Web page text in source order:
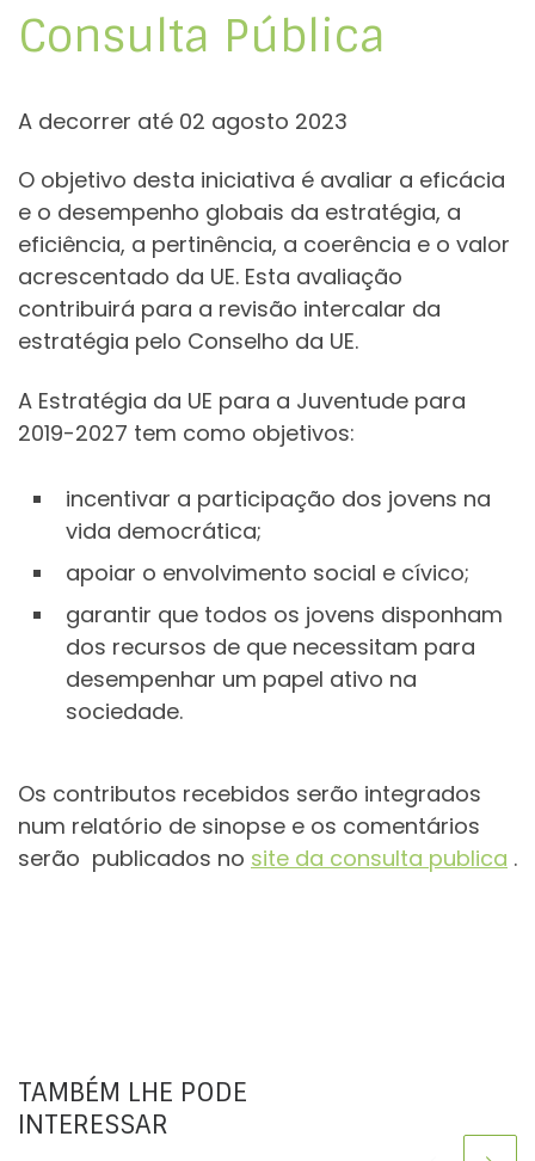
Consulta Pública
A decorrer até 02 agosto 2023
O objetivo desta iniciativa é avaliar a eficácia
e o desempenho globais da estratégia, a
eficiência, a pertinência, a coerência e o valor
acrescentado da UE. Esta avaliação
contribuirá para a revisão intercalar da
estratégia pelo Conselho da UE.
A Estratégia da UE para a Juventude para
2019-2027 tem como objetivos:
incentivar a participação dos jovens na
vida democrática;
apoiar o envolvimento social e cívico;
garantir que todos os jovens disponham
dos recursos de que necessitam para
desempenhar um papel ativo na
sociedade.
Os contributos recebidos serão integrados
num relatório de sinopse e os comentários
serão publicados no site da consulta publica .
TAMBÉM LHE PODE
INTERESSAR